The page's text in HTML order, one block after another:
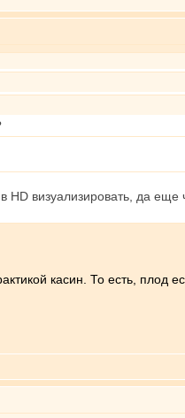
визуализировать, да еще
касин. То есть, плод